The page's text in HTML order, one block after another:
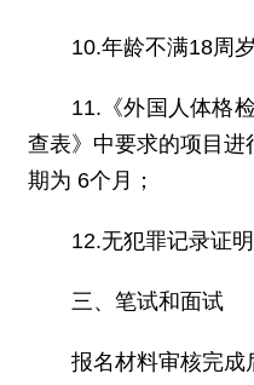
10.年龄不满18周
11.《外国人体格
查表》中要求的项目
期为 6个月；
12.无犯罪记录证
三、笔试和面试
报名材料审核完成